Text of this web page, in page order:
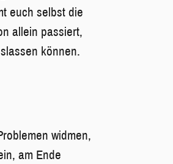
euch selbst die
allein passiert,
können.
widmen,
am Ende